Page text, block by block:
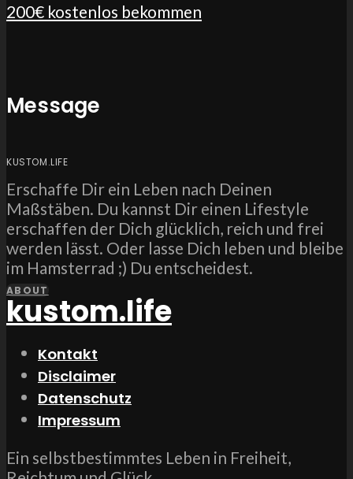
200€ kostenlos bekommen
Message
KUSTOM.LIFE
Erschaffe Dir ein Leben nach Deinen
Maßstäben. Du kannst Dir einen Lifestyle
erschaffen der Dich glücklich, reich und frei
werden lässt. Oder lasse Dich leben und bleibe
im Hamsterrad ;) Du entscheidest.
ABOUT
kustom.life
Kontakt
Disclaimer
Datenschutz
Impressum
Ein selbstbestimmtes Leben in Freiheit,